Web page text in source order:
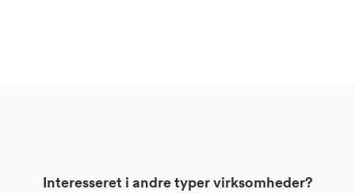
Interesseret i andre typer virksomheder?